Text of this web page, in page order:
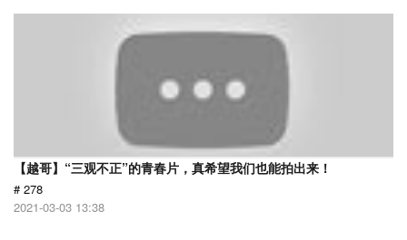
【越哥】“三观不正”的青春片，真希望我们也能拍出来！
# 278
2021-03-03 13:38